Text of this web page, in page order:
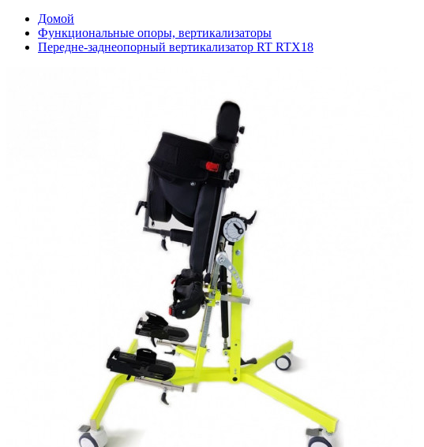
Домой
Функциональные опоры, вертикализаторы
Передне-заднеопорный вертикализатор RT RTX18